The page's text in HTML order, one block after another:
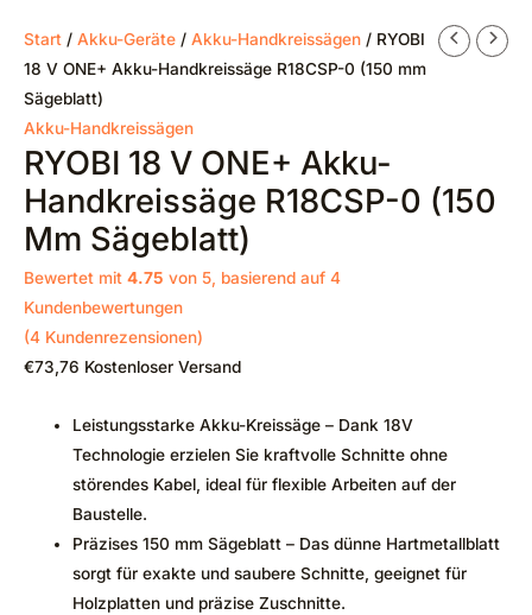
Start / Akku-Geräte / Akku-Handkreissägen / RYOBI
18 V ONE+ Akku-Handkreissäge R18CSP-0 (150 mm
Sägeblatt)
Akku-Handkreissägen
RYOBI 18 V ONE+ Akku-
Handkreissäge R18CSP-0 (150
Mm Sägeblatt)
Bewertet mit 4.75 von 5, basierend auf 4
Kundenbewertungen
(4 Kundenrezensionen)
€73,76 Kostenloser Versand
Leistungsstarke Akku-Kreissäge – Dank 18V
Technologie erzielen Sie kraftvolle Schnitte ohne
störendes Kabel, ideal für flexible Arbeiten auf der
Baustelle.
Präzises 150 mm Sägeblatt – Das dünne Hartmetallblatt
sorgt für exakte und saubere Schnitte, geeignet für
Holzplatten und präzise Zuschnitte.